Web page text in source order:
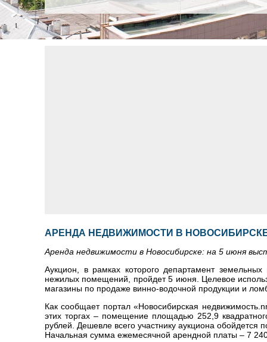
АРЕНДА НЕДВИЖИМОСТИ В
Аренда недвижимости в Новосибирске: на 5 июня
Аукцион, в рамках которого департамент
нежилых помещений, пройдет 5 июня. Целевое
магазины по продаже винно-водочной продукции и
Как сообщает портал «Новосибирская
этих торгах – помещение площадью 252,9
рублей. Дешевле всего участнику аукциона
Начальная сумма ежемесячной арендной платы – 7